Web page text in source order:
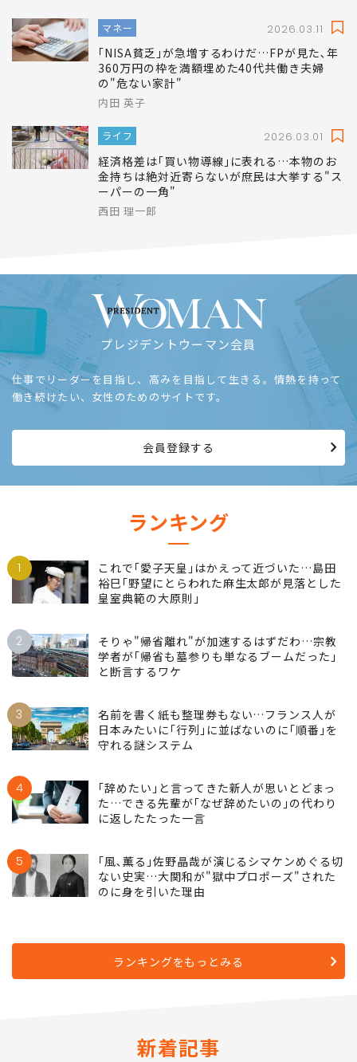
マネー 2026.03.11
｢NISA貧乏｣が急増するわけだ…FPが見た､年
360万円の枠を満額埋めた40代共働き夫婦
の"危ない家計"
内田 英子
ライフ 2026.03.01
経済格差は｢買い物導線｣に表れる…本物のお
金持ちは絶対近寄らないが庶民は大挙する"ス
ーパーの一角"
西田 理一郎
プレジデントウーマン会員
仕事でリーダーを目指し、高みを目指して生きる。情熱を持って
働き続けたい、女性のためのサイトです。
会員登録する
ランキング
1
これで｢愛子天皇｣はかえって近づいた…島田
裕巳｢野望にとらわれた麻生太郎が見落とした
皇室典範の大原則｣
2
そりゃ"帰省離れ"が加速するはずだわ…宗教
学者が｢帰省も墓参りも単なるブームだった｣
と断言するワケ
3
名前を書く紙も整理券もない…フランス人が
日本みたいに｢行列｣に並ばないのに｢順番｣を
守れる謎システム
4
｢辞めたい｣と言ってきた新人が思いとどまっ
た…できる先輩が｢なぜ辞めたいの｣の代わり
に返したたった一言
5
｢風､薫る｣佐野晶哉が演じるシマケンめぐる切
ない史実…大関和が"獄中プロポーズ"された
のに身を引いた理由
ランキングをもっとみる
新着記事